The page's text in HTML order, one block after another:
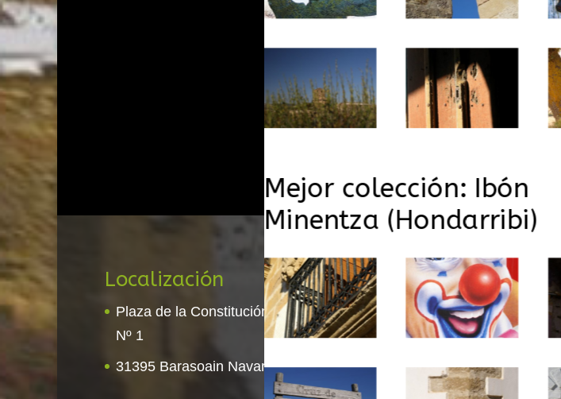
Mejor colección: Ibón
Minentza (Hondarribi)
Localización
Plaza de la Constitución
Nº 1
31395 Barasoain Navarra
Contacto
Tel. 948 72 00 41
Email:
info@barasoain.net